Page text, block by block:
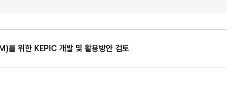
를 위한 KEPIC 개발 및 활용방안 검토